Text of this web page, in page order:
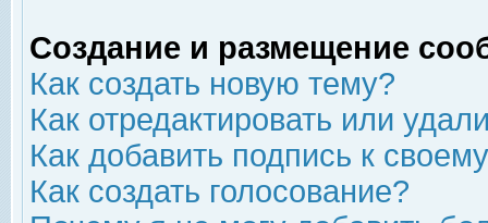
Создание и размещение
Как создать новую тему?
Как отредактировать или
Как добавить подпись к
Как создать голосование?